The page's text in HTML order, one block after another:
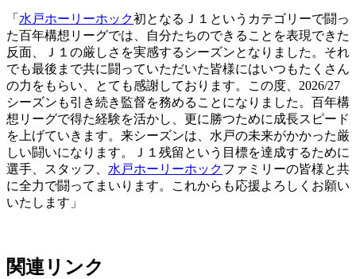
「 水戸ホーリーホック初となるＪ１というカテゴリーで闘っ
た百年構想リーグでは、自分たちのできることを表現できた
反面、Ｊ１の厳しさを実感するシーズンとなりました。それ
でも最後まで共に闘っていただいた皆様にはいつもたくさん
の力をもらい、とても感謝しております。この度、2026/27
シーズンも引き続き監督を務めることになりました。百年構
想リーグで得た経験を活かし、更に勝つために成長スピード
を上げていきます。来シーズンは、水戸の未来がかかった厳
しい闘いになります。Ｊ１残留という目標を達成するために
選手、スタッフ、 水戸ホーリーホックファミリーの皆様と共
に全力で闘ってまいります。これからも応援よろしくお願い
いたします」
関連リンク